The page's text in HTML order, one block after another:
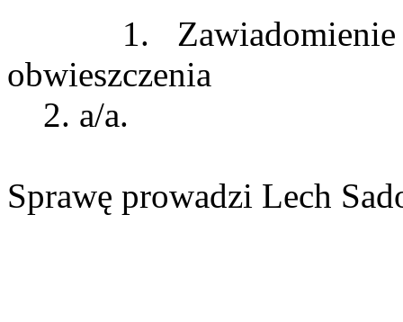
1. Zawiadomienie
obwieszczenia
2. a/a.
Sprawę prowadzi Lech